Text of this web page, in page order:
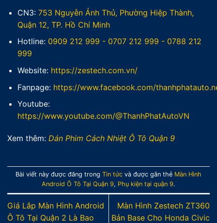
CN3: 753 Nguyễn Ảnh Thủ, Phường Hiệp Thành,
Quận 12, TP. Hồ Chí Minh
Hotline: 0909 212 999 - 0707 212 999 - 0788 212
999
Website: https://zestech.com.vn/
Fanpage: https://www.facebook.com/
Youtube:
https://www.youtube.com/@ThanhPhatAutoVN
Xem thêm: Dán Phim Cách Nhiệt Ô Tô Quận 9
Bài viết này được đăng trong Tin tức và được gắn thẻ Màn Hình
Android Ô Tô Tại Quận 9, Phụ kiện tại quận 9.
Giá Lắp Màn Hình Android
Ô Tô Tại Quận 2 Là Bao
Màn Hình Zestech ZT360
Bản Base Cho Honda Civic